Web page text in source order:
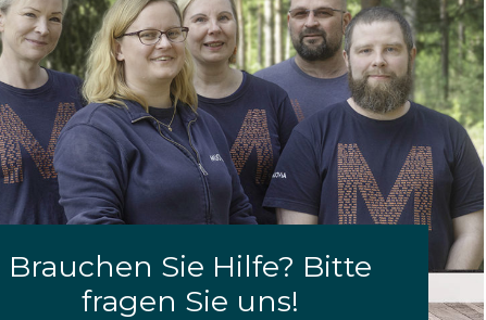
Brauchen Sie Hilfe? Bitte
fragen Sie uns!